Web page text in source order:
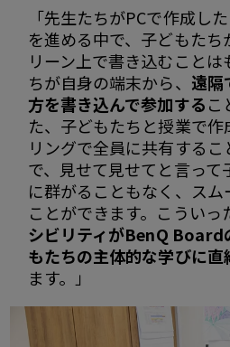
「先生たちがPCで作成し
を進める中で、子どもた
リーン上で書き込むこと
ちが自身の端末から、 遠隔
方を書き込んで参加するこ
た、子どもたちと授業で
リングで全員に共有する
で、見せて見せてと言っ
に群がることもなく、スム
ことができます。こういっ
シビリティがBenQ Board
もたちの主体的な学びに直
ます。」